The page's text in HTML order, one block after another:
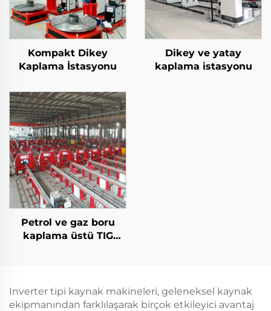
Kompakt Dikey
Kaplama İstasyonu
Dikey ve yatay
kaplama istasyonu
Petrol ve gaz boru
kaplama üstü TIG
Inverter tipi kaynak makineleri, geleneksel kaynak
ekipmanından farklılaşarak birçok etkileyici avantaj